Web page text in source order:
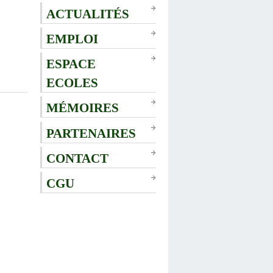
ACTUALITÉS
EMPLOI
ESPACE
ECOLES
MÉMOIRES
PARTENAIRES
CONTACT
CGU